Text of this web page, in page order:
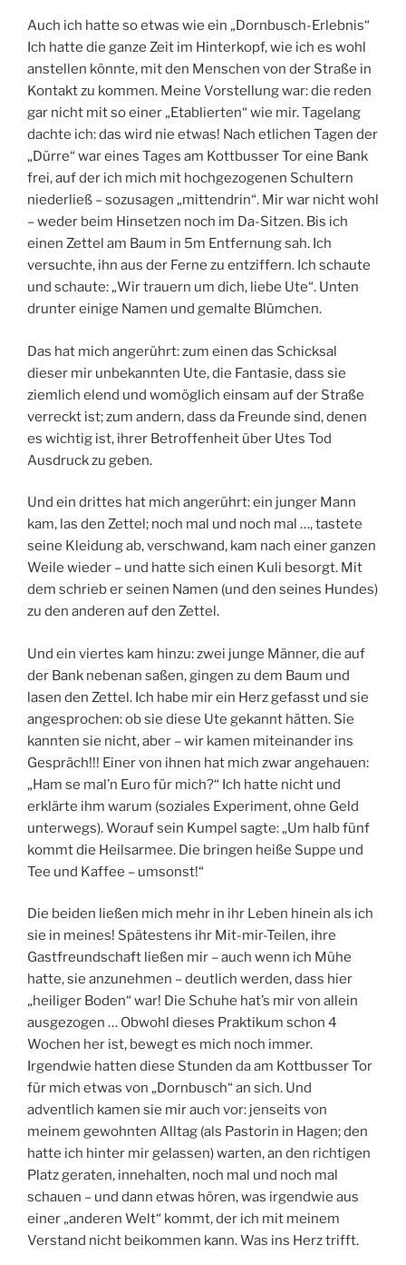
Auch ich hatte so etwas wie ein „Dornbusch-Erlebnis“
Ich hatte die ganze Zeit im Hinterkopf, wie ich es wohl
anstellen könnte, mit den Menschen von der Straße in
Kontakt zu kommen. Meine Vorstellung war: die reden
gar nicht mit so einer „Etablierten“ wie mir. Tagelang
dachte ich: das wird nie etwas! Nach etlichen Tagen der
„Dürre“ war eines Tages am Kottbusser Tor eine Bank
frei, auf der ich mich mit hochgezogenen Schultern
niederließ – sozusagen „mittendrin“. Mir war nicht wohl
– weder beim Hinsetzen noch im Da-Sitzen. Bis ich
einen Zettel am Baum in 5m Entfernung sah. Ich
versuchte, ihn aus der Ferne zu entziffern. Ich schaute
und schaute: „Wir trauern um dich, liebe Ute“. Unten
drunter einige Namen und gemalte Blümchen.
Das hat mich angerührt: zum einen das Schicksal
dieser mir unbekannten Ute, die Fantasie, dass sie
ziemlich elend und womöglich einsam auf der Straße
verreckt ist; zum andern, dass da Freunde sind, denen
es wichtig ist, ihrer Betroffenheit über Utes Tod
Ausdruck zu geben.
Und ein drittes hat mich angerührt: ein junger Mann
kam, las den Zettel; noch mal und noch mal …, tastete
seine Kleidung ab, verschwand, kam nach einer ganzen
Weile wieder – und hatte sich einen Kuli besorgt. Mit
dem schrieb er seinen Namen (und den seines Hundes)
zu den anderen auf den Zettel.
Und ein viertes kam hinzu: zwei junge Männer, die auf
der Bank nebenan saßen, gingen zu dem Baum und
lasen den Zettel. Ich habe mir ein Herz gefasst und sie
angesprochen: ob sie diese Ute gekannt hätten. Sie
kannten sie nicht, aber – wir kamen miteinander ins
Gespräch!!! Einer von ihnen hat mich zwar angehauen:
„Ham se mal’n Euro für mich?“ Ich hatte nicht und
erklärte ihm warum (soziales Experiment, ohne Geld
unterwegs). Worauf sein Kumpel sagte: „Um halb fünf
kommt die Heilsarmee. Die bringen heiße Suppe und
Tee und Kaffee – umsonst!“
Die beiden ließen mich mehr in ihr Leben hinein als ich
sie in meines! Spätestens ihr Mit-mir-Teilen, ihre
Gastfreundschaft ließen mir – auch wenn ich Mühe
hatte, sie anzunehmen – deutlich werden, dass hier
„heiliger Boden“ war! Die Schuhe hat’s mir von allein
ausgezogen … Obwohl dieses Praktikum schon 4
Wochen her ist, bewegt es mich noch immer.
Irgendwie hatten diese Stunden da am Kottbusser Tor
für mich etwas von „Dornbusch“ an sich. Und
adventlich kamen sie mir auch vor: jenseits von
meinem gewohnten Alltag (als Pastorin in Hagen; den
hatte ich hinter mir gelassen) warten, an den richtigen
Platz geraten, innehalten, noch mal und noch mal
schauen – und dann etwas hören, was irgendwie aus
einer „anderen Welt“ kommt, der ich mit meinem
Verstand nicht beikommen kann. Was ins Herz trifft.